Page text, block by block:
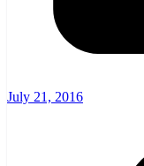
July 21, 2016